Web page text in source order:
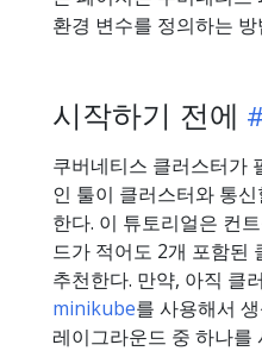
환경 변수를 정의하는
시작하기 전에
쿠버네티스 클러스터가
인 툴이 클러스터와 통
한다. 이 튜토리얼은 컨
드가 적어도 2개 포함된
추천한다. 만약, 아직 클
minikube를 사용해서
레이그라운드 중 하나를